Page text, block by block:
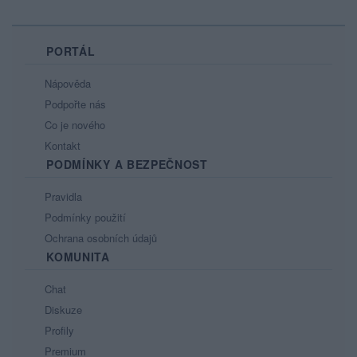
PORTÁL
Nápověda
Podpořte nás
Co je nového
Kontakt
PODMÍNKY A BEZPEČNOST
Pravidla
Podmínky použití
Ochrana osobních údajů
KOMUNITA
Chat
Diskuze
Profily
Premium